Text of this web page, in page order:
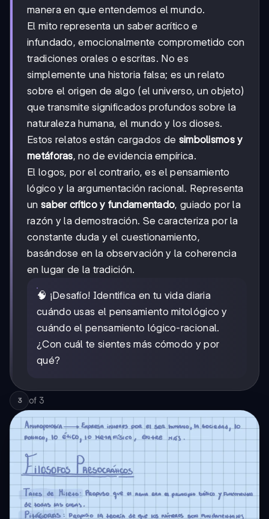
manera en que entendemos el mundo.
El mito representa un saber acrítico e
infundado, emocionalmente comprometido con
tradiciones orales o escritas. No es
simplemente una historia falsa; es un relato
sobre el origen de algo (el universo, un objeto)
que transmite significados profundos sobre la
naturaleza humana, el mundo y los dioses.
Estos relatos están cargados de simbolismos y
metáforas, no de evidencia empírica.
El logos, por el contrario, es el pensamiento
lógico y la argumentación racional. Representa
un saber crítico y fundamentado, guiado por la
razón y la demostración. Se caracteriza por la
constante duda y el cuestionamiento,
basándose en la observación y la coherencia
en lugar de la tradición.
🧠 ¡Desafío! Identifica en tu vida diaria
cuándo usas el pensamiento mitológico y
cuándo el pensamiento lógico-racional.
¿Con cuál te sientes más cómodo y por
qué?
3 of 3